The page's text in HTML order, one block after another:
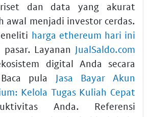
dan data yang akurat
awal menjadi investor cerdas.
harga ethereum hari ini
pasar. Layanan JualSaldo.com
digital Anda secara
pula Jasa Bayar Akun
Kelola Tugas Kuliah Cepat
Anda. Referensi